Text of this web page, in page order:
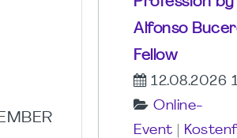
Alfonso
Fellow
12.08.2026
Online-
Event